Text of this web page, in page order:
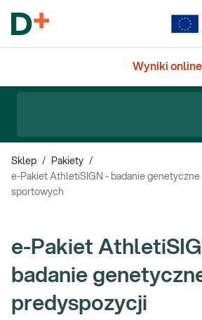
Wyniki online
Sklep / Pakiety /
e-Pakiet AthletiSIGN - badanie
sportowych
e-Pakiet
badanie
predyspozycji